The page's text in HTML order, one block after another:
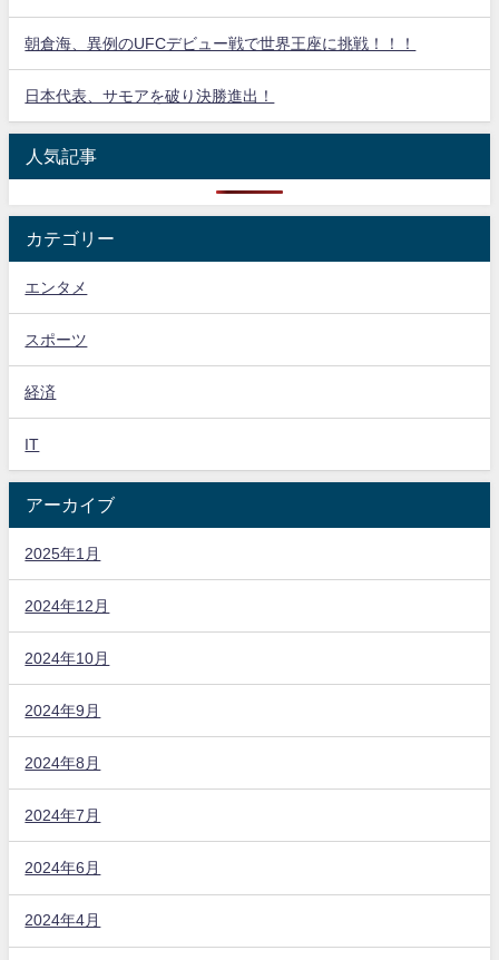
朝倉海、異例のUFCデビュー戦で世界王座に挑戦！！！
日本代表、サモアを破り決勝進出！
人気記事
カテゴリー
エンタメ
スポーツ
経済
IT
アーカイブ
2025年1月
2024年12月
2024年10月
2024年9月
2024年8月
2024年7月
2024年6月
2024年4月